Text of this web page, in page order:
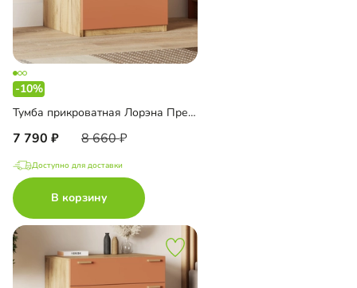
-10%
Тумба прикроватная Лорэна Премиум Эко
7 790 8 660
Доступно для доставки
В корзину